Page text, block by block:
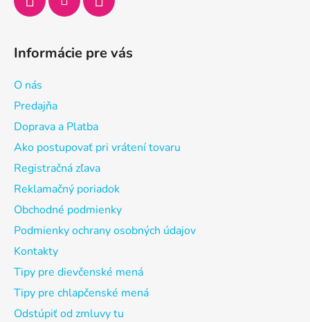
Informácie pre vás
O nás
Predajňa
Doprava a Platba
Ako postupovať pri vrátení tovaru
Registračná zľava
Reklamačný poriadok
Obchodné podmienky
Podmienky ochrany osobných údajov
Kontakty
Tipy pre dievčenské mená
Tipy pre chlapčenské mená
Odstúpiť od zmluvy tu